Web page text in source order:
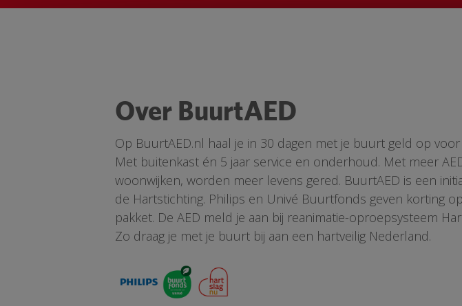
Over BuurtAED
Op BuurtAED.nl haal je in 30 dagen met je buurt geld op voor
Met buitenkast én 5 jaar service en onderhoud. Met meer
woonwijken, worden meer levens gered. BuurtAED is een
de Hartstichting. Philips en Univé Buurtfonds geven korting
pakket. De AED meld je aan bij reanimatie-oproepsysteem
Zo draag je met je buurt bij aan een hartveilig Nederland.